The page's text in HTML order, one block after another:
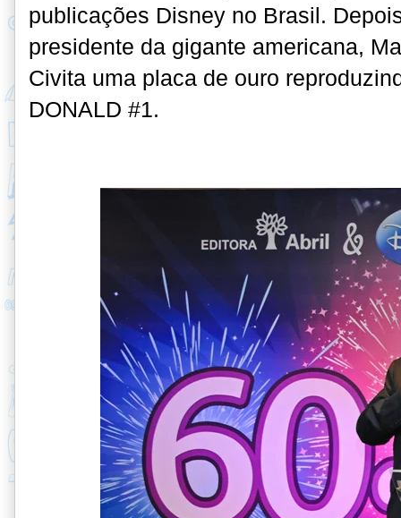
publicações Disney no Brasil.
presidente da gigante americana,
Civita uma placa de ouro
DONALD #1.